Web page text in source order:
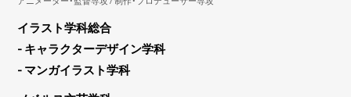
イラスト学科総合
- キャラクターデザイン学科
- マンガイラスト学科